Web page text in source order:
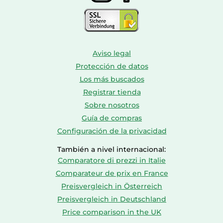
Aviso legal
Protección de datos
Los más buscados
Registrar tienda
Sobre nosotros
Guía de compras
Configuración de la privacidad
También a nivel internacional:
Comparatore di prezzi in Italie
Comparateur de prix en France
Preisvergleich in Österreich
Preisvergleich in Deutschland
Price comparison in the UK